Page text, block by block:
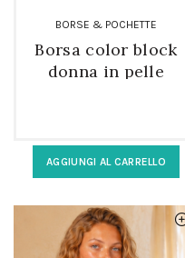
BORSE & POCHETTE
Borsa color block
donna in pelle
AGGIUNGI AL CARRELLO